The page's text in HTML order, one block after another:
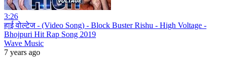
3:26
हाई वोल्टेज - (Video Song) - Block Buster Rishu - High Voltage -
Bhojpuri Hit Rap Song 2019
Wave Music
7 years ago